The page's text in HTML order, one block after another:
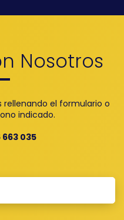
Nosotros
el formulario o
indicado.
663 035